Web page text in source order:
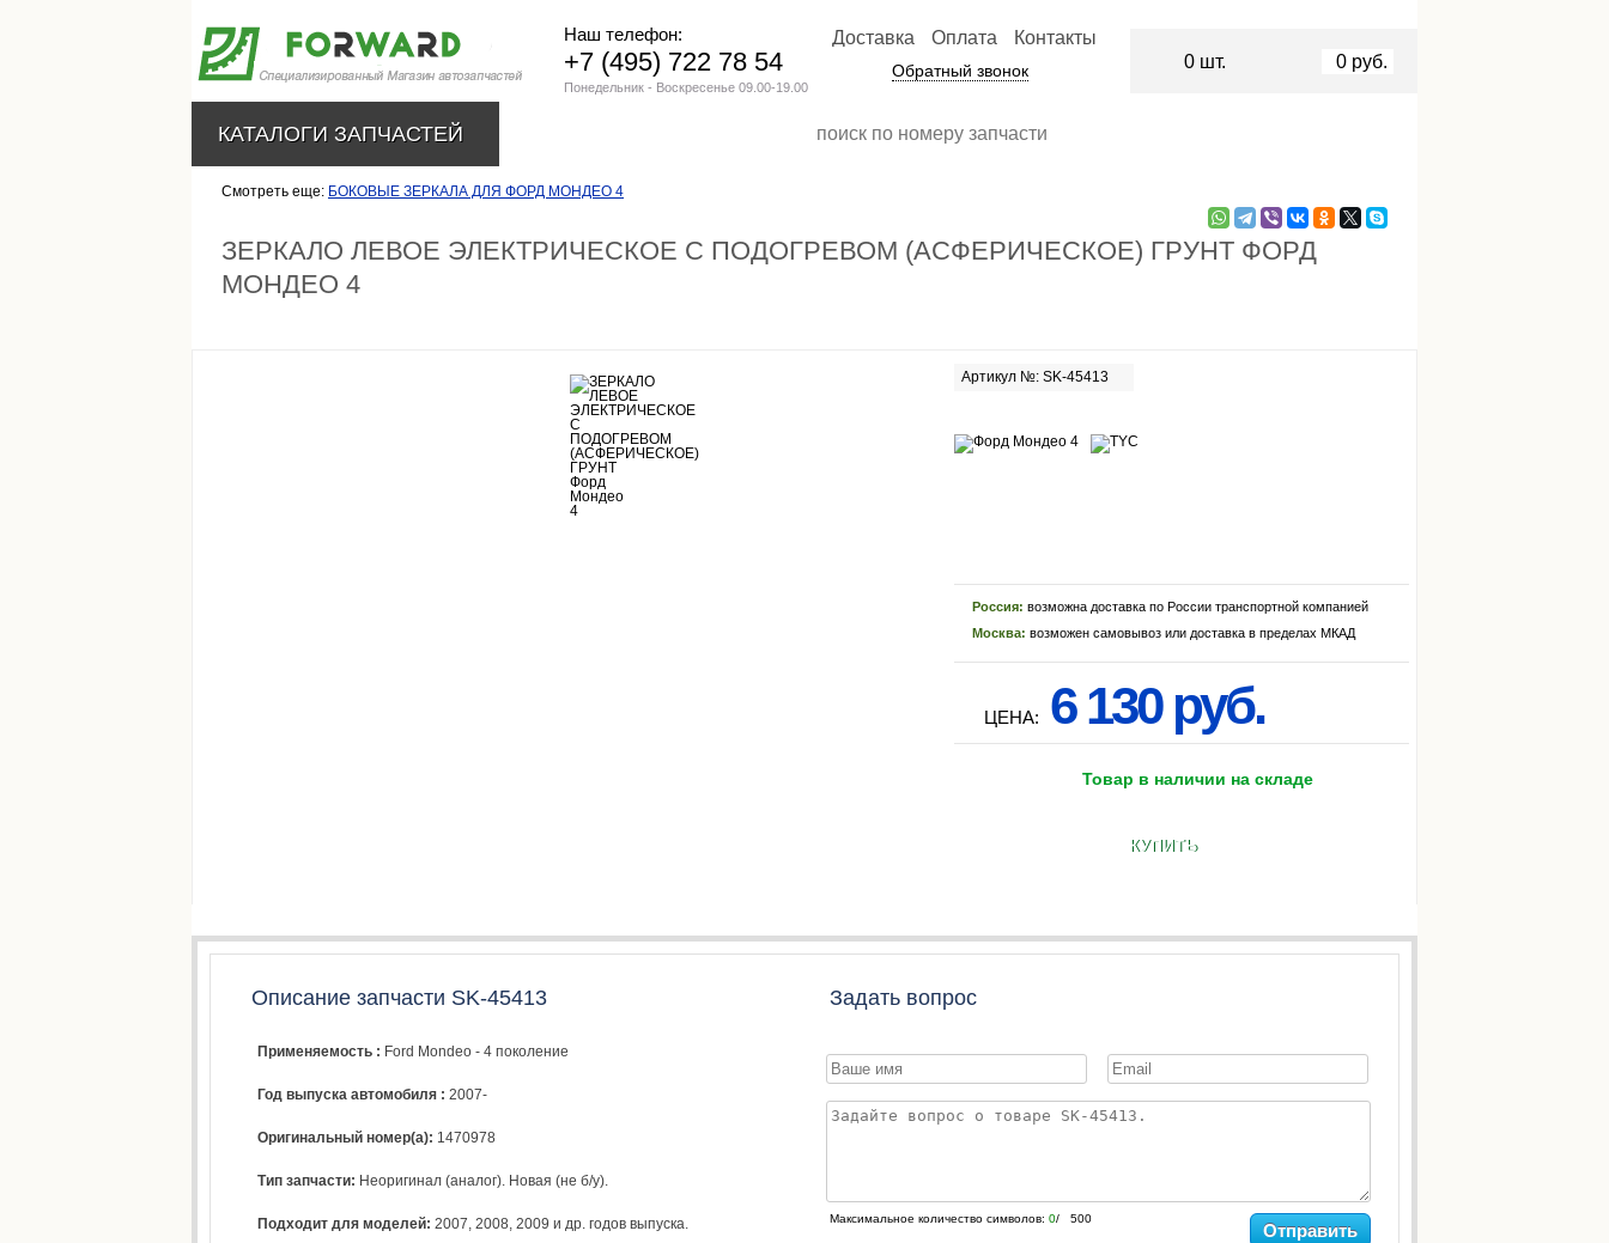
Смотреть еще: БОКОВЫЕ ЗЕРКАЛА ДЛЯ ФОРД МОНДЕО 4
ЗЕРКАЛО ЛЕВОЕ ЭЛЕКТРИЧЕСКОЕ С ПОДОГРЕВОМ (АСФЕРИЧЕСКОЕ) ГРУНТ ФОРД
МОНДЕО 4
Артикул №: SK-45413
Россия: возможна доставка по России транспортной компанией
Москва: возможен самовывоз или доставка в пределах МКАД
ЦЕНА: 6 130 руб.
Товар в наличии на складе
КУПИТЬ
Описание запчасти SK-45413
Применяемость : Ford Mondeo - 4 поколение
Год выпуска автомобиля : 2007-
Оригинальный номер(а): 1470978
Тип запчасти: Неоригинал (аналог). Новая (не б/у).
Подходит для моделей: 2007, 2008, 2009 и др. годов выпуска.
Задать вопрос
Максимальное количество символов: 0/ 500
Отправить
Наш телефон:
+7 (495) 722 78 54
Понедельник - Воскресенье 09.00-19.00
Доставка Оплата Контакты
Обратный звонок 0 шт. 0 руб.
КАТАЛОГИ ЗАПЧАСТЕЙ